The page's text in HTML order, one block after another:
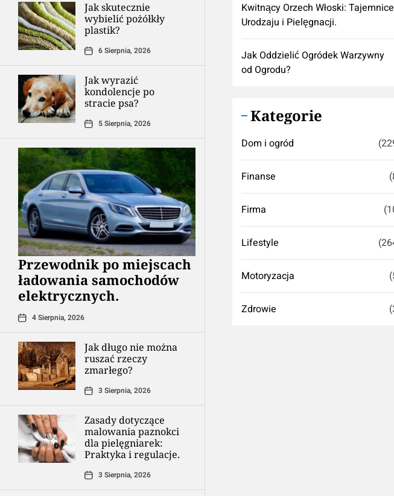
Jak skutecznie
wybielić pożółkły
plastik?
6 Sierpnia, 2026
Jak wyrazić
kondolencje po
stracie psa?
5 Sierpnia, 2026
Przewodnik po miejscach
ładowania samochodów
elektrycznych.
4 Sierpnia, 2026
Jak długo nie można
ruszać rzeczy
zmarłego?
3 Sierpnia, 2026
Zasady dotyczące
malowania paznokci
dla pielęgniarek:
Praktyka i regulacje.
3 Sierpnia, 2026
Kwitnący Orzech Włoski: Tajemnice
Urodzaju i Pielęgnacji.
Jak Oddzielić Ogródek Warzywny
od Ogrodu?
Kategorie
Dom i ogród
Finanse
Firma
Lifestyle
Motoryzacja
Zdrowie